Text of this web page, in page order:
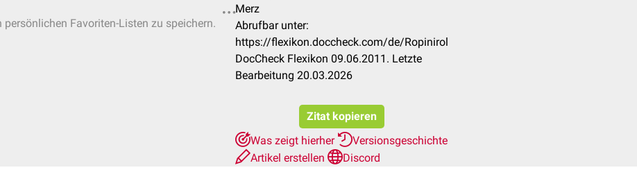
persönlichen Favoriten-Listen zu speichern.
Merz
Abrufbar unter:
https://flexikon.doccheck.com/de/Ropinirol
DocCheck Flexikon 09.06.2011. Letzte
Bearbeitung 20.03.2026
Zitat kopieren
Was zeigt hierher
Versionsgeschichte
Artikel erstellen
Discord